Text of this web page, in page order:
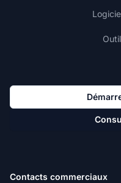
Contacts commerciaux